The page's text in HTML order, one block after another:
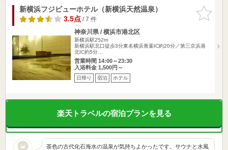
お気に入
りに追加
新横浜フジビューホテル（新横浜天然温泉）
3.5点/ 7 件
神奈川県 / 横浜市港北区
新横浜駅252m
新横浜駅北口徒歩3分東名横浜青葉IC約20分／第三京浜港
北IC約5分…
営業時間 14:00～23:30
入浴料金 1,500円～
日帰り 宿泊 ホテル
楽天トラベルの宿泊プランを見る
茶色の古代化石海水の温泉が気持ちよかったです。サウナと水風